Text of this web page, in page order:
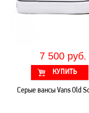
7 500 руб.
Серые вансы Vans Old